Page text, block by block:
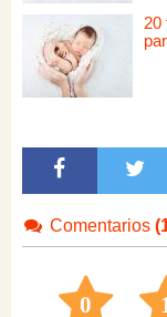
20
Comentarios
0 1